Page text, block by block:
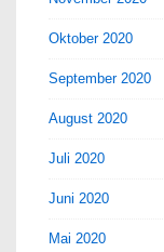
Oktober 2020
September 2020
August 2020
Juli 2020
Juni 2020
Mai 2020